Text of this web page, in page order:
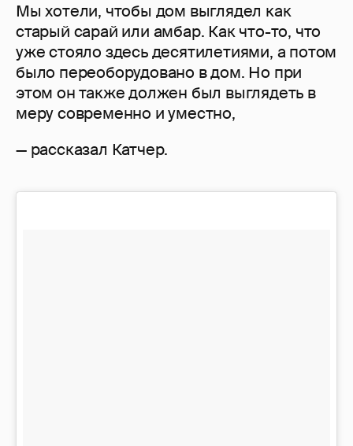
Мы хотели, чтобы дом выглядел как
старый сарай или амбар. Как что-то, что
уже стояло здесь десятилетиями, а потом
было переоборудовано в дом. Но при
этом он также должен был выглядеть в
меру современно и уместно,
— рассказал Катчер.